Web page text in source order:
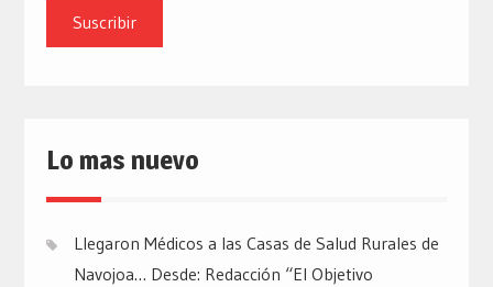
email
Lo mas nuevo
Llegaron Médicos a las Casas de Salud Rurales de
Navojoa… Desde: Redacción “El Objetivo